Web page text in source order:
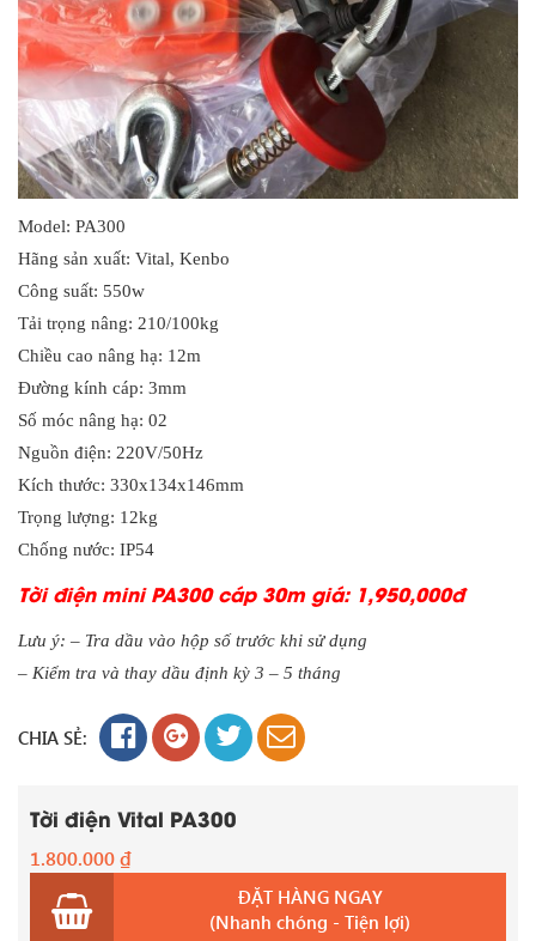
Model: PA300
Hãng sản xuất: Vital, Kenbo
Công suất: 550w
Tải trọng nâng: 210/100kg
Chiều cao nâng hạ: 12m
Đường kính cáp: 3mm
Số móc nâng hạ: 02
Nguồn điện: 220V/50Hz
Kích thước: 330x134x146mm
Trọng lượng: 12kg
Chống nước: IP54
Tời điện mini PA300 cáp 30m giá: 1,950,000đ
Lưu ý: – Tra dầu vào hộp số trước khi sử dụng
– Kiểm tra và thay dầu định kỳ 3 – 5 tháng
CHIA SẺ:
Tời điện Vital PA300
1.800.000₫
ĐẶT HÀNG NGAY
(Nhanh chóng - Tiện lợi)